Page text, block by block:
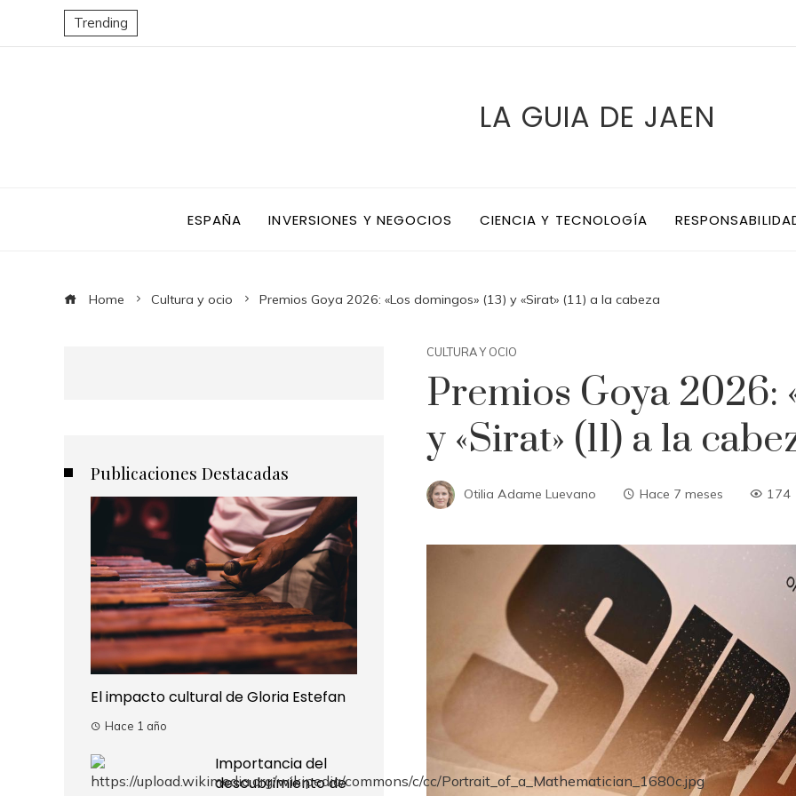
Trending
LA GUIA DE JAEN
ESPAÑA INVERSIONES Y NEGOCIOS CIENCIA Y TECNOLOGÍA
Home Cultura y ocio Premios Goya 2026: «Los domingos» (13) y «Sirat» (11) a la cabeza
CULTURA Y OCIO
Premios Goya 2026:
y «Sirat» (11) a la
Otilia Adame Luevano Hace 7 meses 174
Publicaciones Destacadas
El impacto cultural de Gloria Estefan
Hace 1 año
Importancia del
descubrimiento de